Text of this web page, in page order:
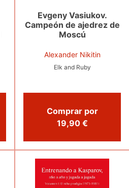
Evgeny Vasiukov.
Campeón de ajedrez de
Moscú
Alexander Nikitin
Elk and Ruby
Comprar por
19,90 €